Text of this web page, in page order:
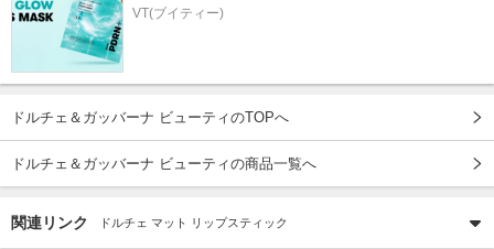
VT(ブイティー)
ドルチェ＆ガッバーナ ビューティのTOPへ
ドルチェ＆ガッバーナ ビューティの商品一覧へ
関連リンク ドルチェ マット リップスティック